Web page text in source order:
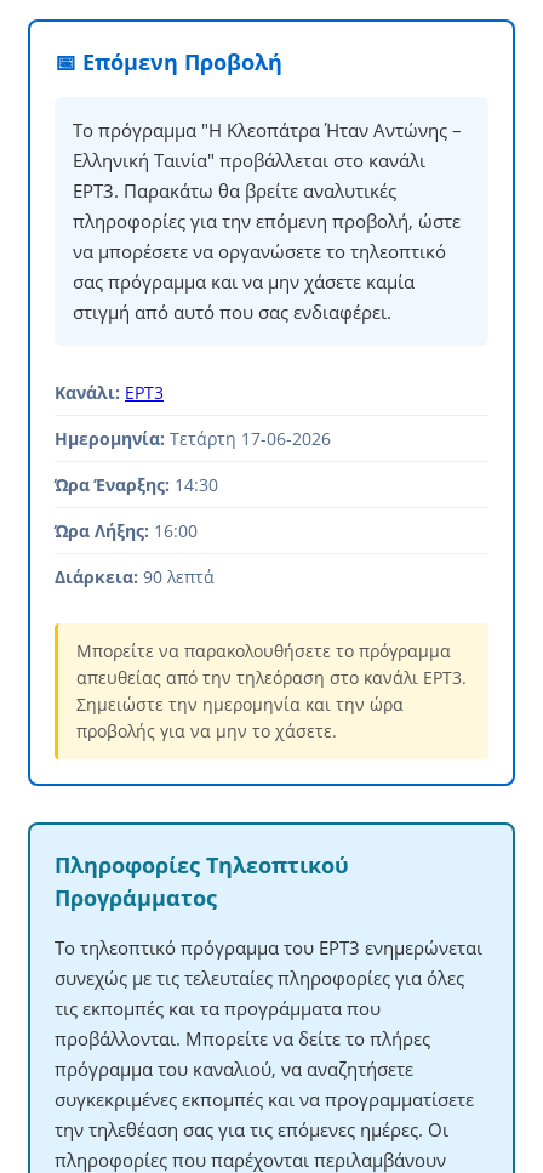
📅 Επόμενη Προβολή
Το πρόγραμμα "Η Κλεοπάτρα Ήταν Αντώνης –
Ελληνική Ταινία" προβάλλεται στο κανάλι
ΕΡΤ3. Παρακάτω θα βρείτε αναλυτικές
πληροφορίες για την επόμενη προβολή, ώστε
να μπορέσετε να οργανώσετε το τηλεοπτικό
σας πρόγραμμα και να μην χάσετε καμία
στιγμή από αυτό που σας ενδιαφέρει.
Κανάλι: ΕΡΤ3
Ημερομηνία: Τετάρτη 17-06-2026
Ώρα Έναρξης: 14:30
Ώρα Λήξης: 16:00
Διάρκεια: 90 λεπτά
Μπορείτε να παρακολουθήσετε το πρόγραμμα
απευθείας από την τηλεόραση στο κανάλι ΕΡΤ3.
Σημειώστε την ημερομηνία και την ώρα
προβολής για να μην το χάσετε.
Πληροφορίες Τηλεοπτικού
Προγράμματος
Το τηλεοπτικό πρόγραμμα του ΕΡΤ3 ενημερώνεται
συνεχώς με τις τελευταίες πληροφορίες για όλες
τις εκπομπές και τα προγράμματα που
προβάλλονται. Μπορείτε να δείτε το πλήρες
πρόγραμμα του καναλιού, να αναζητήσετε
συγκεκριμένες εκπομπές και να προγραμματίσετε
την τηλεθέαση σας για τις επόμενες ημέρες. Οι
πληροφορίες που παρέχονται περιλαμβάνουν